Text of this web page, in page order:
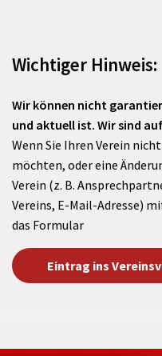
Wichtiger Hinweis:
Wir können nicht
und aktuell ist. Wir sind
Wenn Sie Ihren Verein
möchten, oder eine
Verein (z. B.
Vereins, E-Mail-Adresse)
das Formular
Eintrag ins